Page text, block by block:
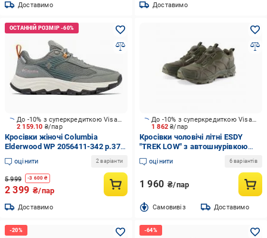
Доставимо Доставимо
2 159.10 ₴/пар
До -10% з суперкредиткою Visa Вигода
Кросівки жіночі Columbia
Elderwood WP 2056411-342 р.37,5
сірі
оцінити 2 варіанти
5 999 -3 600 ₴
2 399 ₴/пар
Доставимо
1 862₴/пар
До -10% з суперкредиткою Visa Вигода
Кросівки чоловічі літні ESDY
"TREK LOW" з автошнурівкою
С-103 р.42 оливкові
оцінити 6 варіантів
1 960 ₴/пар
Cамовивіз Доставимо